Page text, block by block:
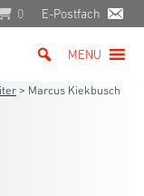
0 E-Postfach
MENU
> Marcus Kiekbusch